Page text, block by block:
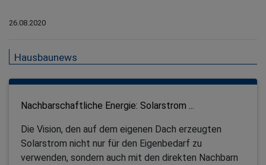
26.08.2020
Hausbaunews
Nachbarschaftliche Energie: Solarstrom ...
Die Vision, den auf dem eigenen Dach erzeugten
Solarstrom nicht nur für den Eigenbedarf zu
verwenden, sondern auch mit den direkten Nachbarn